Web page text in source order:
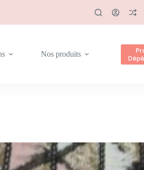
Nos produits